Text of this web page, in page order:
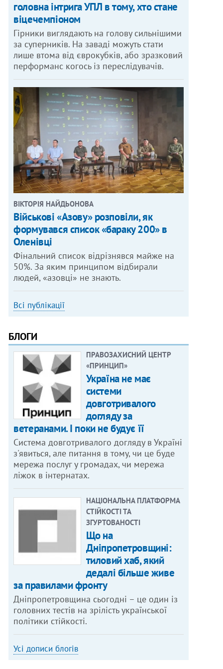
головна інтрига УПЛ в тому, хто стане
віцечемпіоном
Гірники виглядають на голову сильнішими
за суперників. На заваді можуть стати
лише втома від єврокубків, або зразковий
перформанс когось із переслідувачів.
ВІКТОРІЯ НАЙДЬОНОВА
Військові «Азову» розповіли, як
формувався список «бараку 200» в
Оленівці
Фінальний список відрізнявся майже на
50%. За яким принципом відбирали
людей, «азовці» не знають.
Всі публікації
БЛОГИ
ПРАВОЗАХИСНИЙ ЦЕНТР
«ПРИНЦИП»
Україна не має
системи
довготривалого
догляду за
ветеранами. І поки не будує її
Система довготривалого догляду в Україні
з'явиться, але питання в тому, чи це буде
мережа послуг у громадах, чи мережа
ліжок в інтернатах.
НАЦІОНАЛЬНА ПЛАТФОРМА
СТІЙКОСТІ ТА
ЗГУРТОВАНОСТІ
Що на
Дніпропетровщині:
тиловий хаб, який
дедалі більше живе
за правилами фронту
Дніпропетровщина сьогодні – це один із
головних тестів на зрілість української
політики стійкості.
Усі дописи блогів